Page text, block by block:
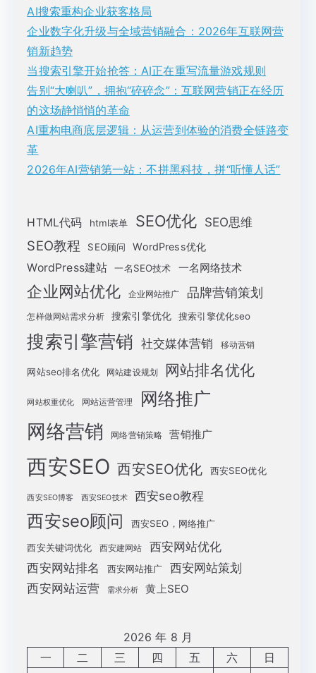
AI搜索重构企业获客格局
企业数字化升级与全域营销融合：2026年互联网营
销新趋势
当搜索引擎开始抢答：AI正在重写流量游戏规则
告别“大喇叭”，拥抱“碎碎念”：互联网营销正在经历
的这场静悄悄的革命
AI重构电商底层逻辑：从运营到体验的消费全链路变
革
2026年AI营销第一站：不拼黑科技，拼“听懂人话”
HTML代码 html表单 SEO优化 SEO思维
SEO教程 SEO顾问 WordPress优化
WordPress建站 一名SEO技术 一名网络技术
企业网站优化 企业网站推广 品牌营销策划
怎样做网站需求分析 搜索引擎优化 搜索引擎优化seo
搜索引擎营销 社交媒体营销 移动营销
网站seo排名优化 网站建设规划 网站排名优化
网站权重优化 网站运营管理 网络推广
网络营销 网络营销策略 营销推广
西安SEO 西安SEO优化 西安SEO优化
西安SEO博客 西安SEO技术 西安seo教程
西安seo顾问 西安SEO，网络推广
西安关键词优化 西安建网站 西安网站优化
西安网站排名 西安网站推广 西安网站策划
西安网站运营 需求分析 黄上SEO
2026 年 8 月
一
二 三 四 五 六
日